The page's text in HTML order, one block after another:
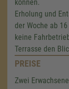
können.
Erholung und
der Woche ab
keine
Terrasse den
PREISE
Zwei